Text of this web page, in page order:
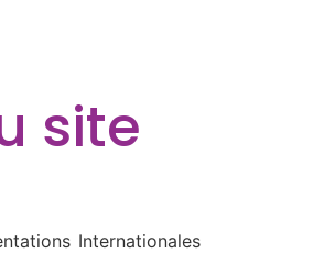
site
Internationales